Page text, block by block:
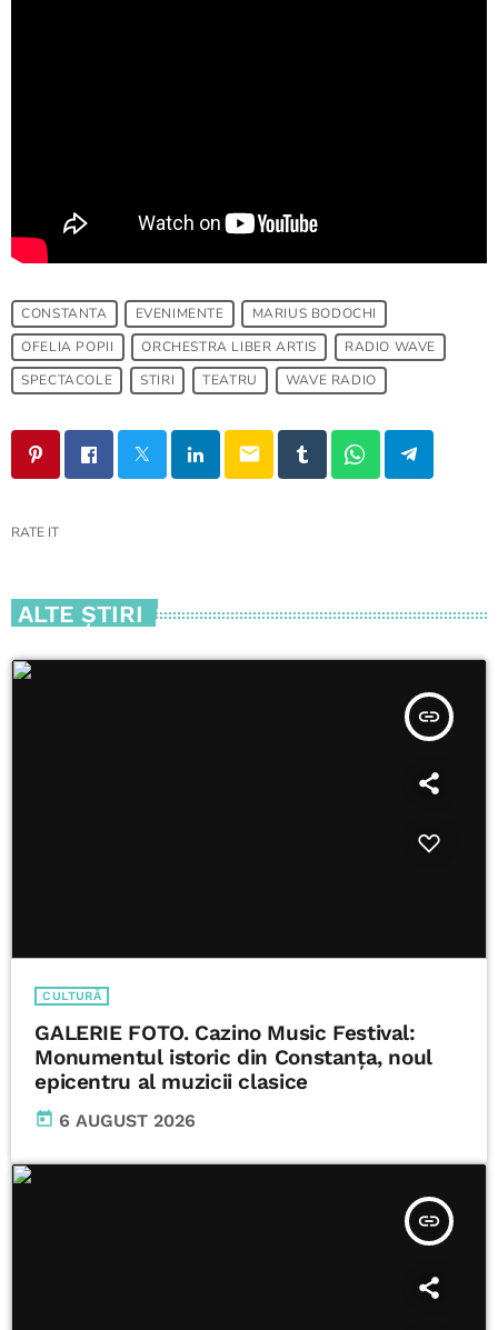
CONSTANTA EVENIMENTE
MARIUS BODOCHI
OFELIA POPII
ORCHESTRA LIBER ARTIS
RADIO WAVE
SPECTACOLE
STIRI TEATRU WAVE RADIO
email
RATE IT
ALTE ŞTIRI
insert_link
CULTURĂ
GALERIE FOTO. Cazino Music Festival:
Monumentul istoric din Constanța, noul
epicentru al muzicii clasice
today 6 AUGUST 2026
insert_link